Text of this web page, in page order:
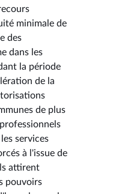
minimale de
des
dans les
la période
de la
de plus
services
à l'issue de
attirent
pouvoirs